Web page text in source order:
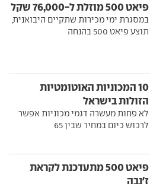
פיאט 500 מוזלת ל-76,000 שקל
במסגרת ימי מכירות שתקיים היבואנית,
תוצע פיאט 500 בהנחה
10 המכוניות האוטומטיות
הזולות בישראל
לא פחות מעשרה דגמי מכוניות אפשר
לרכוש כיום במחיר שבין 65
פיאט 500 מתעדכנת לקראת
ז'נבה